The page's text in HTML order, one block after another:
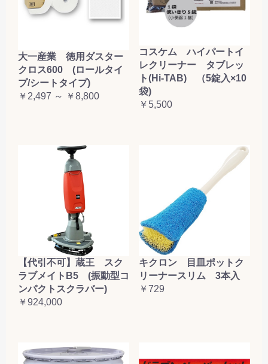
大一産業 徳用ダスター
クロス600 (ロールタイ
プ/シートタイプ)
￥2,497 ～ ￥8,800
コスケム ハイパートイ
レクリーナー タブレッ
ト(Hi-TAB) （5錠入×10
袋)
￥5,500
【代引不可】蔵王 スク
ラブメイトB5 (振動型コ
ンパクトスクラバー)
￥924,000
キクロン 目皿ポットク
リーナースリム 3本入
￥729